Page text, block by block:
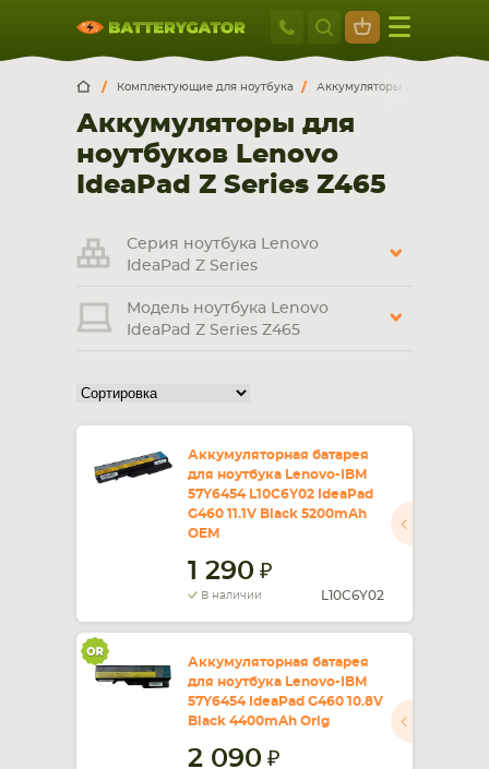
Москва
+7 495 414
Москва Санкт-Петербург
г. Москва, ул. Ткацкая, 5с3 (м. Семеновская)
5 мин. ходьбы от ст.м. “Семеновская”
+7 495 414 28 59
9:00-21:00
смартфона, планшета
КОМПЛЕКТУЮЩИЕ
Комплектующие для ноутбука Аккумуляторы для ноутбуков
Аккумуляторы для
ноутбуков Lenovo
IdeaPad Z Series Z465
Серия ноутбука Lenovo
IdeaPad Z Series
Модель ноутбука Lenovo
IdeaPad Z Series Z465
Аккумуляторная батарея
для ноутбука Lenovo-IBM
57Y6454 L10C6Y02 IdeaPad
G460 11.1V Black 5200mAh
OEM
1 290
В наличии L10C6Y02
Аккумуляторная батарея
для ноутбука Lenovo-IBM
57Y6454 IdeaPad G460 10.8V
Black 4400mAh Orig
2 090